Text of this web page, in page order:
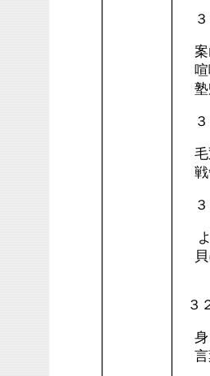
３
案
喧
３
毛
戦
３
よ
貝
３
身
言